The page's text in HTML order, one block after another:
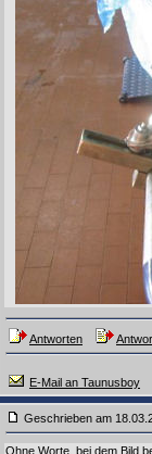
Antworten
E-Mail an Taunusboy
Geschrieben am
Ohne Worte, bei dem Bild